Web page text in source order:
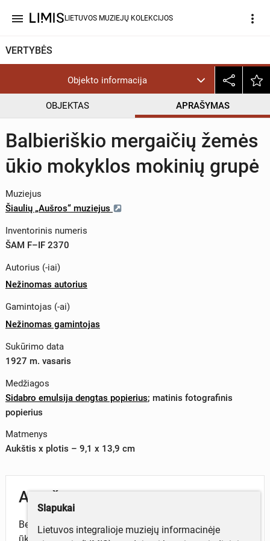
menu LIETUVOS MUZIEJŲ KOLEKCIJOS more_vert
VERTYBĖS
Objekto informacija
OBJEKTAS APRAŠYMAS
Balbieriškio mergaičių žemės
ūkio mokyklos mokinių grupė
Muziejus
Šiaulių „Aušros“ muziejus
Inventorinis numeris
ŠAM F–IF 2370
Autorius (-iai)
Nežinomas autorius
Gamintojas (-ai)
Nežinomas gamintojas
Sukūrimo data
1927 m. vasaris
Medžiagos
Sidabro emulsija dengtas popierius; matinis fotografinis
popierius
Matmenys
Aukštis x plotis – 9,1 x 13,9 cm
Aprašymas
Bendra Balbieriškio (dab. Prienų raj.) mergaičių žemės
Slapukai
Lietuvos integralioje muziejų informacinėje